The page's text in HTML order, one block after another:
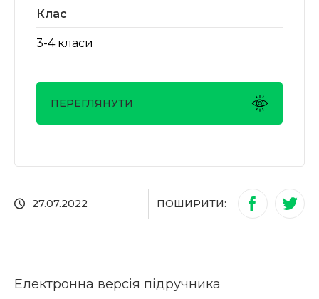
27.07.2022 ПОШИРИТИ:
Електронна версія підручника
Клас
3-4 класи
ПЕРЕГЛЯНУТИ